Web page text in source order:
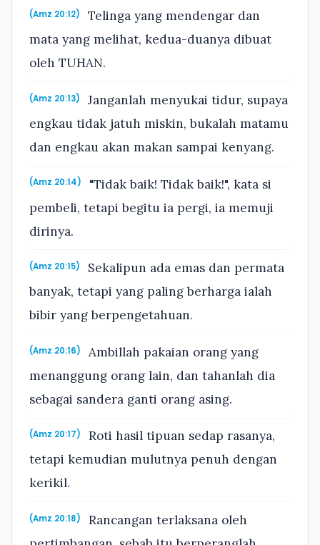
(Amz 20:12)
Telinga yang mendengar dan
mata yang melihat, kedua-duanya dibuat
oleh TUHAN.
(Amz 20:13)
Janganlah menyukai tidur, supaya
engkau tidak jatuh miskin, bukalah matamu
dan engkau akan makan sampai kenyang.
(Amz 20:14)
"Tidak baik! Tidak baik!", kata si
pembeli, tetapi begitu ia pergi, ia memuji
dirinya.
(Amz 20:15)
Sekalipun ada emas dan permata
banyak, tetapi yang paling berharga ialah
bibir yang berpengetahuan.
(Amz 20:16)
Ambillah pakaian orang yang
menanggung orang lain, dan tahanlah dia
sebagai sandera ganti orang asing.
(Amz 20:17)
Roti hasil tipuan sedap rasanya,
tetapi kemudian mulutnya penuh dengan
kerikil.
(Amz 20:18)
Rancangan terlaksana oleh